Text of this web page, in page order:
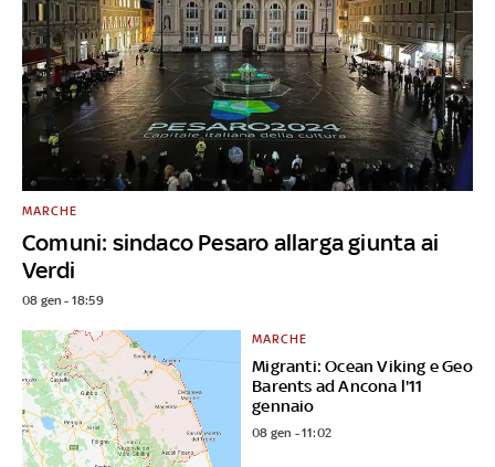
Comuni: sindaco Pesaro allarga giunta ai
Verdi
MARCHE
08 gen - 18:59
Migranti: Ocean Viking e Geo
Barents ad Ancona l'11
gennaio
MARCHE
08 gen - 11:02